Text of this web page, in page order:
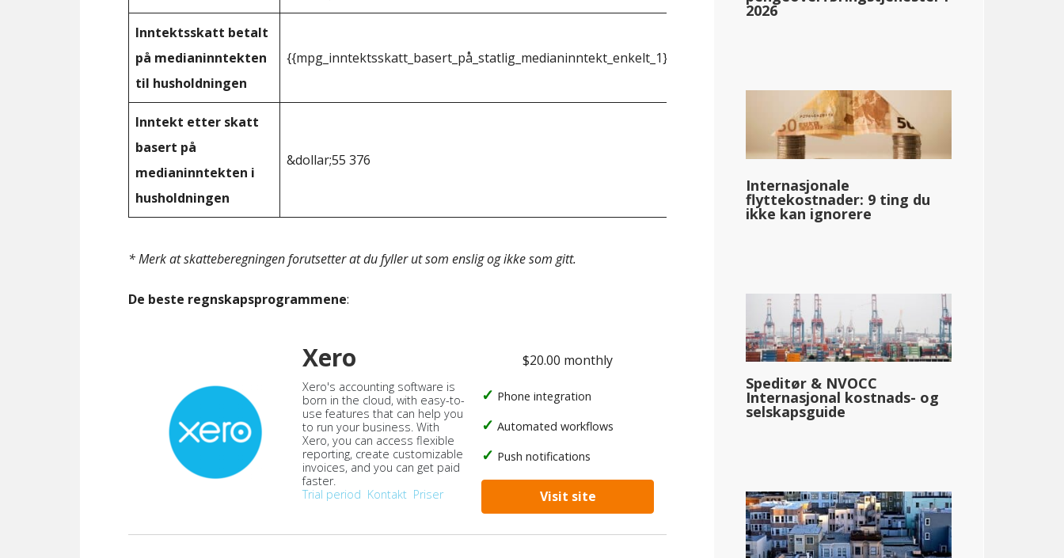
Inntektsskatt betalt
på medianinntekten
til husholdningen
{{mpg_inntektsskatt_basert_på_statlig_medianinntekt_enkelt_1}}
Inntekt etter skatt
basert på
medianinntekten i
husholdningen
&dollar;55 376 &dollar;74 286
* Merk at skatteberegningen forutsetter at du fyller ut som enslig og ikke som gitt.
De beste regnskapsprogrammene:
Xero
Xero's accounting software is
born in the cloud, with easy-to-
use features that can help you
to run your business. With
Xero, you can access flexible
reporting, create customizable
invoices, and you can get paid
faster.
Trial period Kontakt Priser
$20.00 monthly
Phone integration
Automated workflows
Push notifications
Visit site
2026
Internasjonale
flyttekostnader: 9 ting du
ikke kan ignorere
Speditør & NVOCC
Internasjonal kostnads- og
selskapsguide